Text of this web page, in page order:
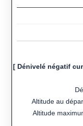
[ Dénivelé négatif
Altitude au
Altitude